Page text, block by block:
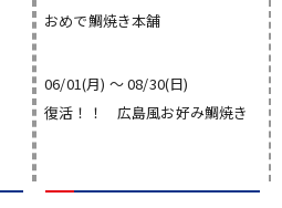
おめで鯛焼き本舗
06/01(月) 〜 08/30(日)
復活！！ 広島風お好み鯛焼き